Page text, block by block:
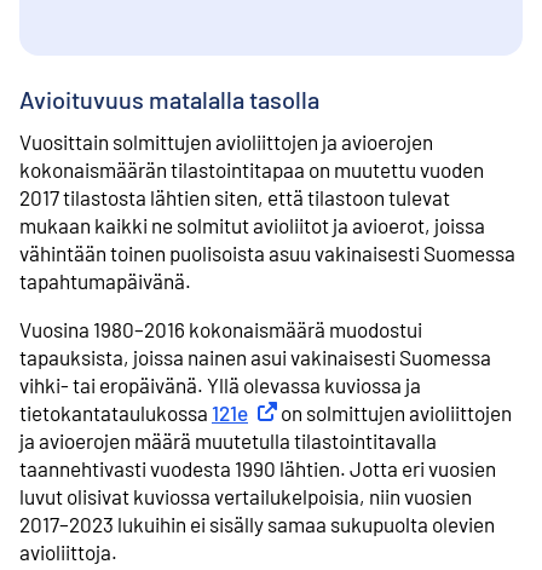
Avioituvuus matalalla tasolla
Vuosittain solmittujen avioliittojen ja avioerojen
kokonaismäärän tilastointitapaa on muutettu vuoden
2017 tilastosta lähtien siten, että tilastoon tulevat
mukaan kaikki ne solmitut avioliitot ja avioerot, joissa
vähintään toinen puolisoista asuu vakinaisesti Suomessa
tapahtumapäivänä.
Vuosina 1980–2016 kokonaismäärä muodostui
tapauksista, joissa nainen asui vakinaisesti Suomessa
vihki- tai eropäivänä. Yllä olevassa kuviossa ja
tietokantataulukossa 121e Ulkoinen linkki
on solmittujen avioliittojen
ja avioerojen määrä muutetulla tilastointitavalla
taannehtivasti vuodesta 1990 lähtien. Jotta eri vuosien
luvut olisivat kuviossa vertailukelpoisia, niin vuosien
2017–2023 lukuihin ei sisälly samaa sukupuolta olevien
avioliittoja.